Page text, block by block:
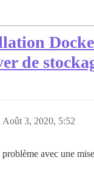
de
Août 3, 2020, 5:52
problème avec une